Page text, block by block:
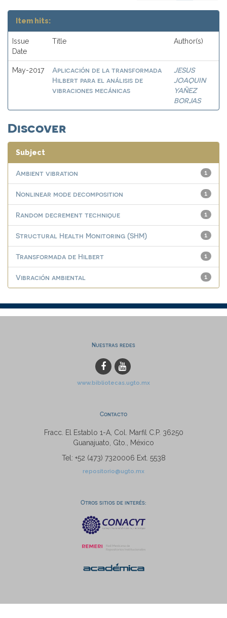
Item hits:
Issue
Date
Title Author(s)
May-2017
Aplicación de la transformada
Hilbert para el análisis de
vibraciones mecánicas
JESUS
JOAQUIN
YAÑEZ
BORJAS
Discover
Subject
1
Ambient vibration
1
Nonlinear mode decomposition
1
Random decrement technique
1
Structural Health Monitoring (SHM)
1
Transformada de Hilbert
1
Vibración ambiental
Nuestras redes
www.bibliotecas.ugto.mx
Contacto
Fracc. El Establo 1-A, Col. Marfil C.P. 36250
Guanajuato, Gto., México
Tel: +52 (473) 7320006 Ext. 5538
repositorio@ugto.mx
Otros sitios de interés: